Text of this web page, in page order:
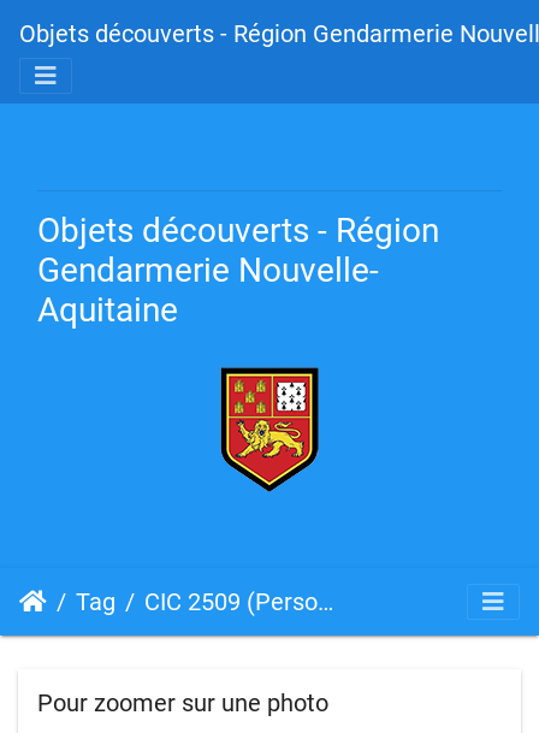
Objets découverts - Région Gendarmerie
Objets découverts - Région
Gendarmerie Nouvelle-
Aquitaine
Tag CIC 2509 (Personnalisé)
Pour zoomer sur une photo